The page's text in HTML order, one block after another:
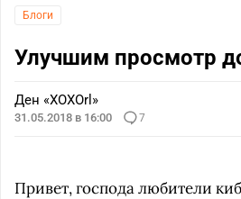
Блоги
Улучшим просмотр
Ден «XOXOrl»
31.05.2018 в 16:00 7
Привет, господа любители